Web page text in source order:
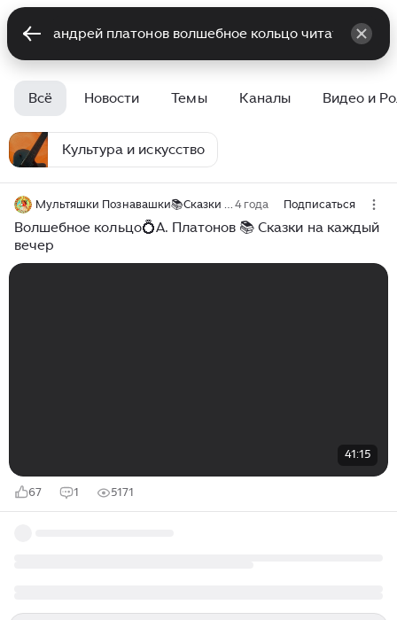
Всё Новости Темы Каналы Видео и
Культура и искусство
Мультяшки Познавашки📚Сказки на каждый вечер 4 года Подписаться
Волшебное кольцо💍А. Платонов 📚 Сказки на каждый
вечер
41:15
67 1 5171